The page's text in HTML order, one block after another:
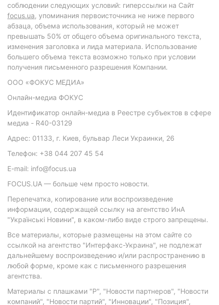
соблюдении следующих условий: гиперссылки на Сайт
focus.ua, упоминания первоисточника не ниже первого
абзаца, объема использования, который не может
превышать 50% от общего объема оригинального текста,
изменения заголовка и лида материала. Использование
большего объема текста возможно только при условии
получения письменного разрешения Компании.
ООО «ФОКУС МЕДИА»
Онлайн-медиа ФОКУС
Идентификатор онлайн-медиа в Реестре субъектов в сфере
медиа - R40-03129
Адрес: 01133, г. Киев, бульвар Леси Украинки, 26
Телефон: +38 044 207 45 54
E-mail: info@focus.ua
FOCUS.UA — больше чем просто новости.
Перепечатка, копирование или воспроизведение
информации, содержащей ссылку на агентство ИнА
"Українські Новини", в каком-либо виде строго запрещены.
Все материалы, которые размещены на этом сайте со
ссылкой на агентство "Интерфакс-Украина", не подлежат
дальнейшему воспроизведению и/или распространению в
любой форме, кроме как с письменного разрешения
агентства.
Материалы с плашками "Р", "Новости партнеров", "Новости
компаний", "Новости партий", "Инновации", "Позиция",